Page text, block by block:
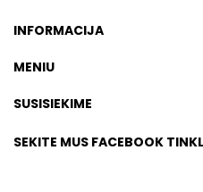
INFORMACIJA
MENIU
SUSISIEKIME
SEKITE MUS FACEBOOK